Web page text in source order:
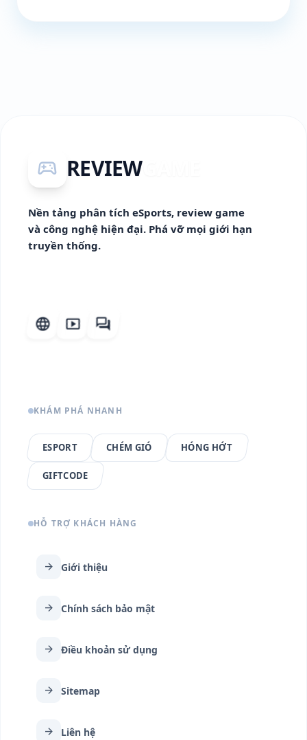
sports_esports REVIEWGAME
Nền tảng phân tích eSports, review game
và công nghệ hiện đại. Phá vỡ mọi giới hạn
truyền thống.
language smart_display forum
KHÁM PHÁ NHANH
ESPORT CHÉM GIÓ HÓNG HỚT
GIFTCODE
HỖ TRỢ KHÁCH HÀNG
arrow_forward Giới thiệu
arrow_forward Chính sách bảo mật
arrow_forward Điều khoản sử dụng
arrow_forward Sitemap
arrow_forward Liên hệ